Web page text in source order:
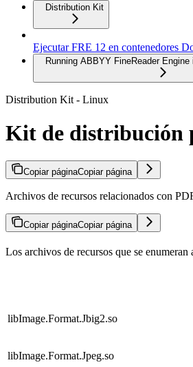
Distribution Kit
Ejecutar FRE 12 en contenedores
Running ABBYY FineReader
Distribution Kit - Linux
Kit de distribución
Copiar páginaCopiar página
Archivos de recursos relacionados con
Copiar páginaCopiar página
Los archivos de recursos que se
libImage.Format.Jbig2.so
libImage.Format.Jpeg.so